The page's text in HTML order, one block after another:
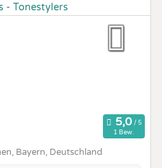
1 Bew.
Bayern, Deutschland